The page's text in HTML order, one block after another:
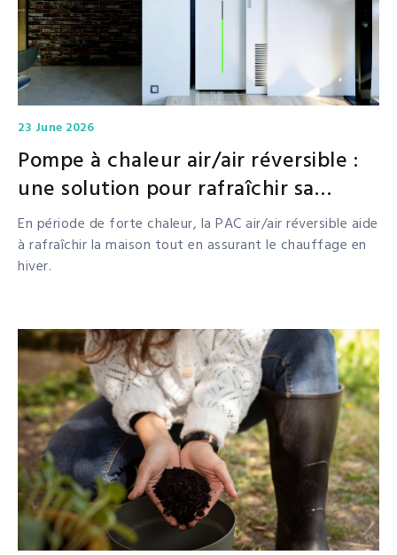
23 June 2026
Pompe à chaleur air/air réversible :
une solution pour rafraîchir sa
maison en été
En période de forte chaleur, la PAC air/air réversible aide
à rafraîchir la maison tout en assurant le chauffage en
hiver.